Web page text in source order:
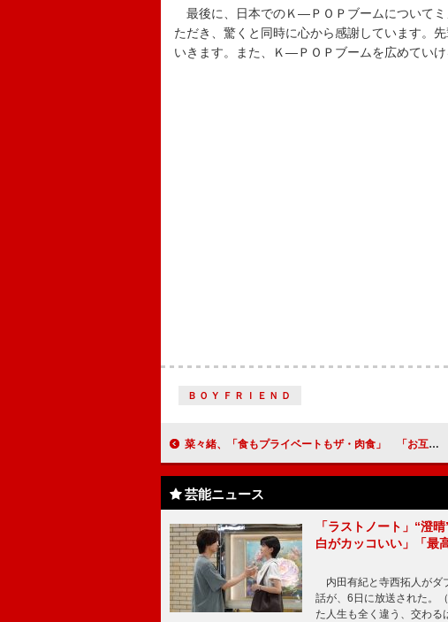
最後に、日本でのＫ―ＰＯＰブームについて
ただき、驚くと同時に心から感謝しています。
いきます。また、Ｋ―ＰＯＰブームを広めてい
ＢＯＹＦＲＩＥＮＤ
菜々緒、「食もプライベートもザ・肉食」 「お互いに信頼し合ってこそいい恋愛ができる」
芸能ニュース
「ラストノート」“澄
白がカッコいい」「最
内田有紀と寺西拓人がダ
話が、6日に放送された。
た人生も全く違う、交わる